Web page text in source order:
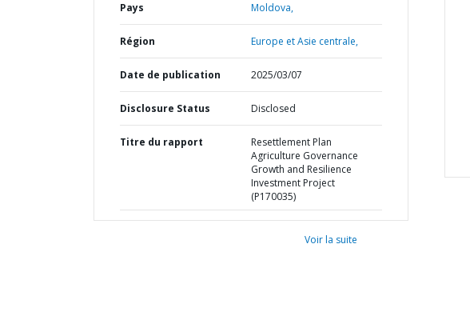
Pays Moldova,
Région Europe et Asie centrale,
Date de publication 2025/03/07
Disclosure Status Disclosed
Titre du rapport
Resettlement Plan
Agriculture Governance
Growth and Resilience
Investment Project
(P170035)
Voir la suite